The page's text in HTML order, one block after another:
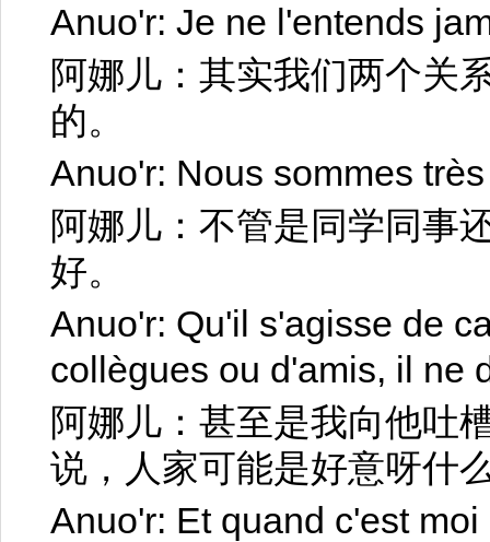
Anuo'r: Je ne l'entends
阿娜儿：其实我们两个关
的。
Anuo'r: Nous sommes
阿娜儿：不管是同学同事
好。
Anuo'r: Qu'il s'agisse de
collègues ou d'amis, il ne
阿娜儿：甚至是我向他吐
说，人家可能是好意呀什
Anuo'r: Et quand c'est